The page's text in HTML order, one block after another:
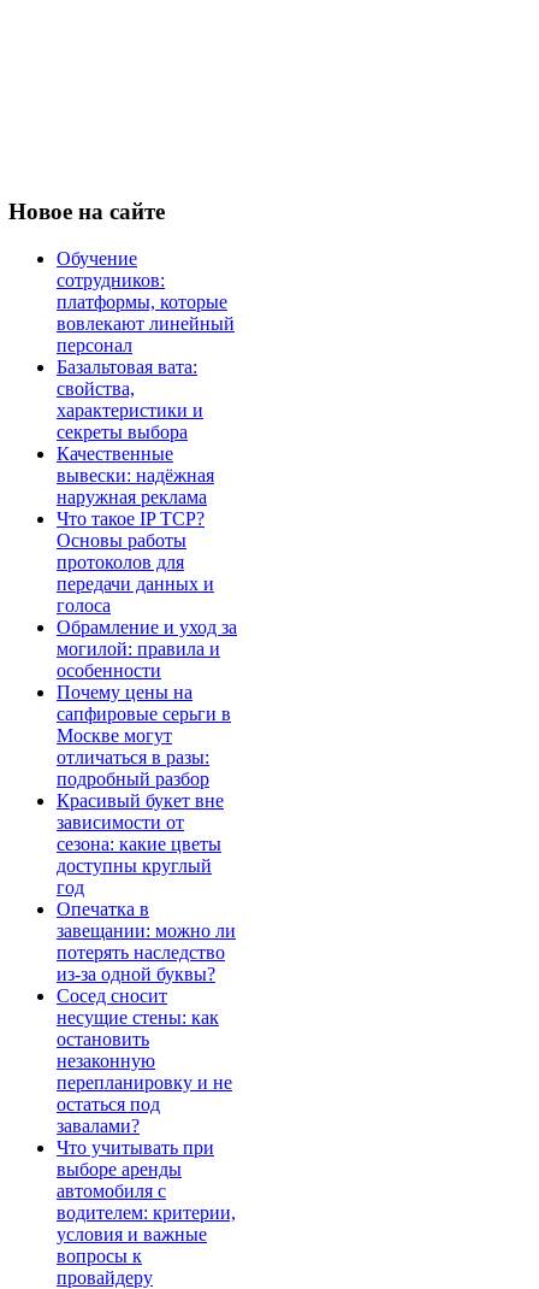
Новое на сайте
Обучение
сотрудников:
платформы, которые
вовлекают линейный
персонал
Базальтовая вата:
свойства,
характеристики и
секреты выбора
Качественные
вывески: надёжная
наружная реклама
Что такое IP TCP?
Основы работы
протоколов для
передачи данных и
голоса
Обрамление и уход за
могилой: правила и
особенности
Почему цены на
сапфировые серьги в
Москве могут
отличаться в разы:
подробный разбор
Красивый букет вне
зависимости от
сезона: какие цветы
доступны круглый
год
Опечатка в
завещании: можно ли
потерять наследство
из-за одной буквы?
Сосед сносит
несущие стены: как
остановить
незаконную
перепланировку и не
остаться под
завалами?
Что учитывать при
выборе аренды
автомобиля с
водителем: критерии,
условия и важные
вопросы к
провайдеру